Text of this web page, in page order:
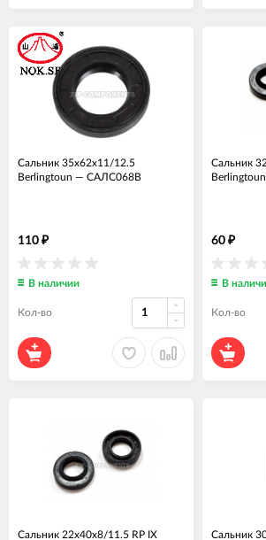
Сальник 35x62x11/12.5
Berlingtoun — САЛС068В
110 ₽
В наличии
Кол-во
Сальник
Berlingtoun
60 ₽
В
Кол-во
Сальник 22x40x8/11.5 RP IX
Сальник